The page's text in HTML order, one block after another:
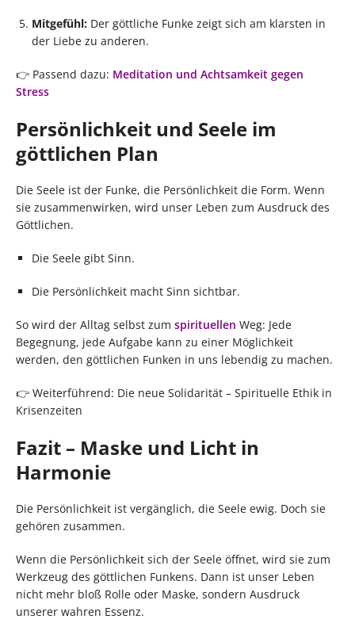
Mitgefühl: Der göttliche Funke zeigt sich am klarsten in
der Liebe zu anderen.
👉 Passend dazu: Meditation und Achtsamkeit gegen
Stress
Persönlichkeit und Seele im
göttlichen Plan
Die Seele ist der Funke, die Persönlichkeit die Form. Wenn
sie zusammenwirken, wird unser Leben zum Ausdruck des
Göttlichen.
Die Seele gibt Sinn.
Die Persönlichkeit macht Sinn sichtbar.
So wird der Alltag selbst zum spirituellen Weg: Jede
Begegnung, jede Aufgabe kann zu einer Möglichkeit
werden, den göttlichen Funken in uns lebendig zu machen.
👉 Weiterführend: Die neue Solidarität – Spirituelle Ethik in
Krisenzeiten
Fazit – Maske und Licht in
Harmonie
Die Persönlichkeit ist vergänglich, die Seele ewig. Doch sie
gehören zusammen.
Wenn die Persönlichkeit sich der Seele öffnet, wird sie zum
Werkzeug des göttlichen Funkens. Dann ist unser Leben
nicht mehr bloß Rolle oder Maske, sondern Ausdruck
unserer wahren Essenz.